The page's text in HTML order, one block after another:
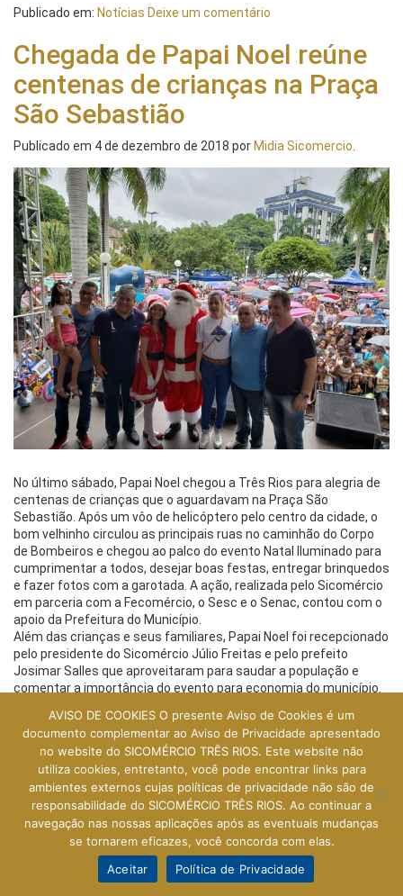
Publicado em: Notícias Deixe um comentário
Chegada de Papai Noel reúne
centenas de crianças na Praça
São Sebastião
Publicado em 4 de dezembro de 2018 por Midia Sicomercio
No último sábado, Papai Noel chegou a Três Rios para alegria de
centenas de crianças que o aguardavam na Praça São
Sebastião. Após um vôo de helicóptero pelo centro da cidade, o
bom velhinho circulou as principais ruas no caminhão do Corpo
de Bombeiros e chegou ao palco do evento Natal Iluminado para
cumprimentar a todos, desejar boas festas, entregar brinquedos
e fazer fotos com a garotada. A ação, realizada pelo Sicomércio
em parceria com a Fecomércio, o Sesc e o Senac, contou com o
apoio da Prefeitura do Município.
Além das crianças e seus familiares, Papai Noel foi recepcionado
pelo presidente do Sicomércio Júlio Freitas e pelo prefeito
Josimar Salles que aproveitaram para saudar a população e
comentar a importância do evento para economia do município.
comércio de Três Rios, fomenta o turismo e leva entretenimento
à população, além de promover responsabilidade social.
À noite, aconteceu a inauguração da tradicional árvore de natal
com queima de fogos e show do cantor Gustavo Boná. Vale
destacar que no dia 14 de dezembro, aniversário da cidade, a
programação na Praça São Sebastião tem início às 10h com
aulão de zumba, oficinas de artesanato natalino, ponto de
leitura, intervenção poética, orientações de saúde e recreação
com a equipe do Sesc. Às 21h acontece grande show com o
cantor pernambucano Geraldo Azevedo, um dos nomes mais
AVISO DE COOKIES O presente Aviso de Cookies é um
documento complementar ao Aviso de Privacidade apresentado
no website do SICOMÉRCIO TRÊS RIOS. Este website não
utiliza cookies, entretanto, você pode encontrar links para
ambientes externos cujas políticas de privacidade não são de
responsabilidade do SICOMÉRCIO TRÊS RIOS. Ao continuar a
navegação nas nossas aplicações após as eventuais mudanças
se tornarem eficazes, você concorda com elas.
Aceitar
Política de Privacidade